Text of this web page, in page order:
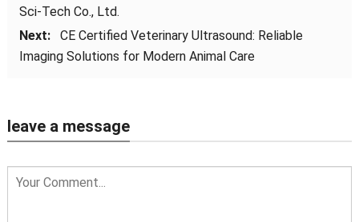
Sci-Tech Co., Ltd.
Next:
CE Certified Veterinary Ultrasound: Reliable
Imaging Solutions for Modern Animal Care
leave a message